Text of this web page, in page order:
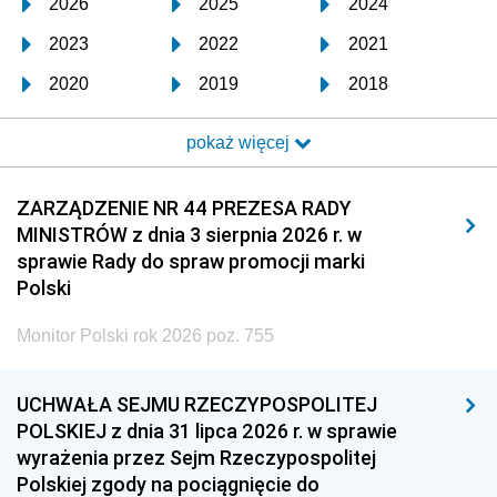
2026 2025 2024
2023 2022 2021
2020 2019 2018
2017 2016 2015
2014 2013 2012
2011 2010 2009
2008 2007 2006
2005
1996 1995 1994
1993 1992 1991
1990 1989
pokaż więcej
ZARZĄDZENIE NR 44 PREZESA RADY
MINISTRÓW z dnia 3 sierpnia 2026 r. w
sprawie Rady do spraw promocji marki
Polski
Monitor Polski rok 2026 poz. 755
UCHWAŁA SEJMU RZECZYPOSPOLITEJ
POLSKIEJ z dnia 31 lipca 2026 r. w sprawie
wyrażenia przez Sejm Rzeczypospolitej
Polskiej zgody na pociągnięcie do